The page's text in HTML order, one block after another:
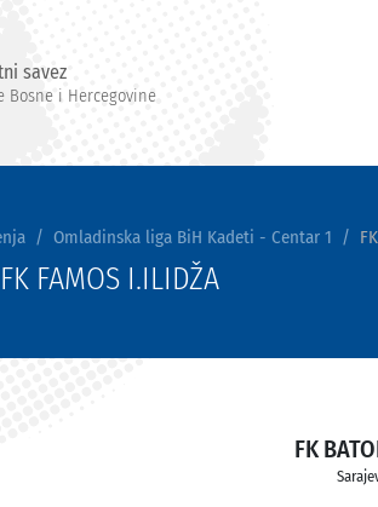
savez
Bosne i Hercegovine
Omladinska liga BiH Kadeti - Centar 1
FAMOS I.ILIDŽA
FK